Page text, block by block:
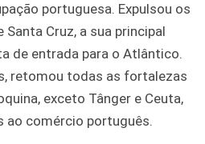
portuguesa. Expulsou os
Cruz, a sua principal
de entrada para o Atlântico.
retomou todas as fortalezas
exceto Tânger e Ceuta,
ao comércio português.